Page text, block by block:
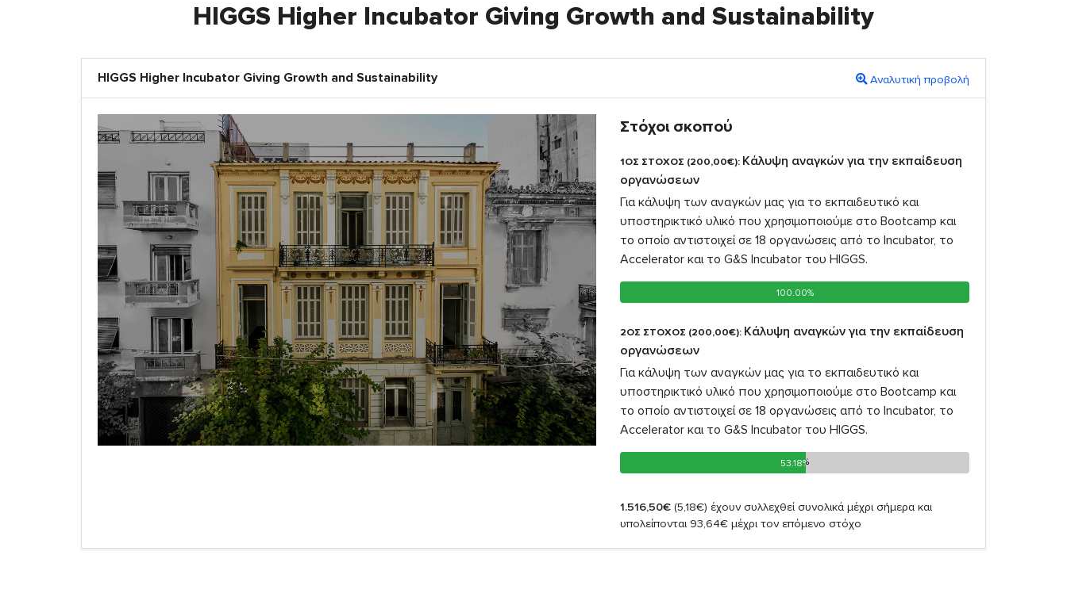
HIGGS Higher Incubator Giving Growth and Sustainability
HIGGS Higher Incubator Giving Growth and Sustainability Αναλυτική προβολή
Στόχοι σκοπού
1ΟΣ ΣΤΟΧΟΣ (200,00€): Κάλυψη αναγκών για την εκπαίδευση
οργανώσεων
Για κάλυψη των αναγκών μας για το εκπαιδευτικό και
υποστηρικτικό υλικό που χρησιμοποιούμε στο Bootcamp και
το οποίο αντιστοιχεί σε 18 οργανώσεις από το Incubator, το
Accelerator και το G&S Incubator του HIGGS.
100.00%
100.00%
2ΟΣ ΣΤΟΧΟΣ (200,00€): Κάλυψη αναγκών για την εκπαίδευση
οργανώσεων
Για κάλυψη των αναγκών μας για το εκπαιδευτικό και
υποστηρικτικό υλικό που χρησιμοποιούμε στο Bootcamp και
το οποίο αντιστοιχεί σε 18 οργανώσεις από το Incubator, το
Accelerator και το G&S Incubator του HIGGS.
53.18%
53.18%
1.516,50€ (5,18€) έχουν συλλεχθεί συνολικά μέχρι σήμερα και
υπολείπονται 93,64€ μέχρι τον επόμενο στόχο